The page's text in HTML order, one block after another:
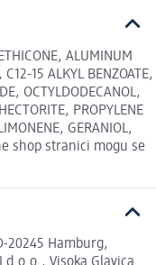
ALUMINUM
15 ALKYL BENZOATE,
OCTYLDODECANOL,
PROPYLENE
GERANIOL,
shop stranici mogu se
20245 Hamburg,